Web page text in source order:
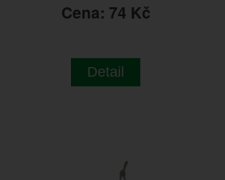
Cena: 74 Kč
Detail